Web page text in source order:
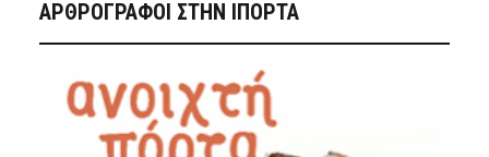
ΑΡΘΡΟΓΡΑΦΟΙ ΣΤΗΝ IΠΟΡΤΑ